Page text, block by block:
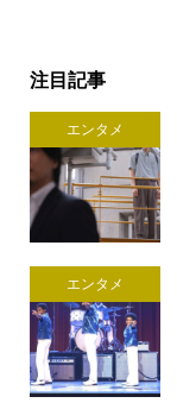
注目記事
エンタメ
エンタメ